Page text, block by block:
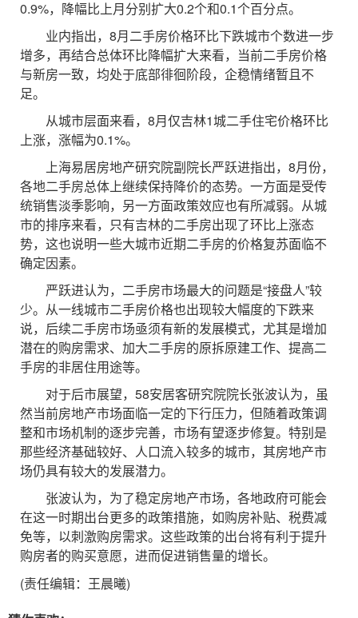
0.9%，降幅比上月分别扩大0.2个和0.1个百分点。
业内指出，8月二手房价格环比下跌城市个数进一步
增多，再结合总体环比降幅扩大来看，当前二手房价格
与新房一致，均处于底部徘徊阶段，企稳情绪暂且不
足。
从城市层面来看，8月仅吉林1城二手住宅价格环比
上涨，涨幅为0.1%。
上海易居房地产研究院副院长严跃进指出，8月份，
各地二手房总体上继续保持降价的态势。一方面是受传
统销售淡季影响，另一方面政策效应也有所减弱。从城
市的排序来看，只有吉林的二手房出现了环比上涨态
势，这也说明一些大城市近期二手房的价格复苏面临不
确定因素。
严跃进认为，二手房市场最大的问题是“接盘人”较
少。从一线城市二手房价格也出现较大幅度的下跌来
说，后续二手房市场亟须有新的发展模式，尤其是增加
潜在的购房需求、加大二手房的原拆原建工作、提高二
手房的非居住用途等。
对于后市展望，58安居客研究院院长张波认为，虽
然当前房地产市场面临一定的下行压力，但随着政策调
整和市场机制的逐步完善，市场有望逐步修复。特别是
那些经济基础较好、人口流入较多的城市，其房地产市
场仍具有较大的发展潜力。
张波认为，为了稳定房地产市场，各地政府可能会
在这一时期出台更多的政策措施，如购房补贴、税费减
免等，以刺激购房需求。这些政策的出台将有利于提升
购房者的购买意愿，进而促进销售量的增长。
(责任编辑：王晨曦)